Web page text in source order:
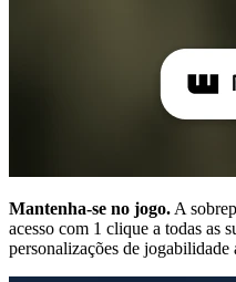
Mantenha-se no jogo. A
acesso com 1 clique a todas as
personalizações de jogabilidade